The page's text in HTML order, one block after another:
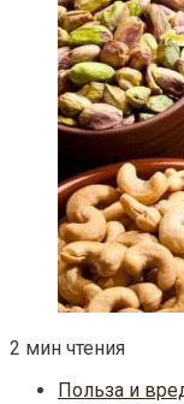
2 мин чтения
Польза и